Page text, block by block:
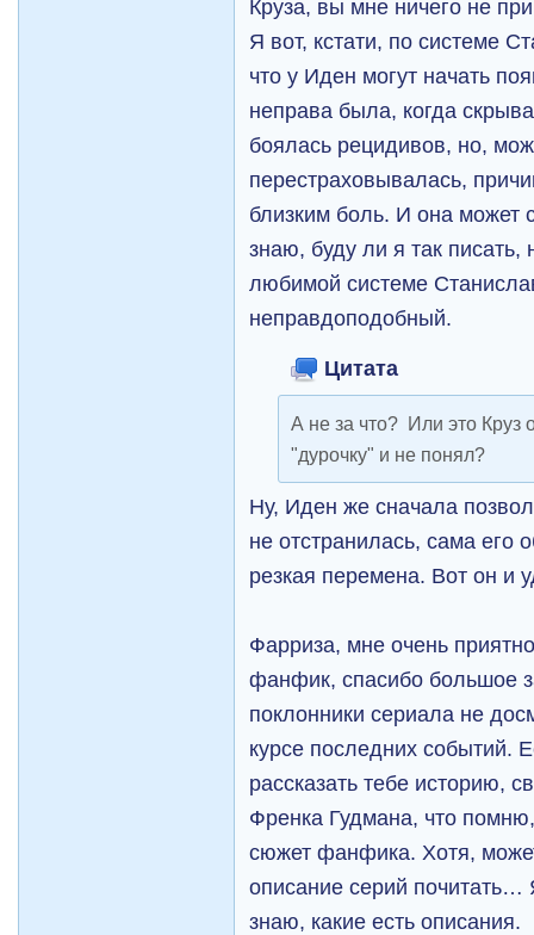
Круза, вы мне ничего не
Я вот, кстати, по системе
что у Иден могут начать
неправа была, когда
боялась рецидивов, но,
перестраховывалась,
близким боль. И она может
знаю, буду ли я так писать,
любимой системе
неправдоподобный.
Цитата
А не за что? Или это Круз
"дурочку" и не понял?
Ну, Иден же сначала
не отстранилась, сама его
резкая перемена. Вот он и
Фарриза, мне очень
фанфик, спасибо большое
поклонники сериала не
курсе последних событий.
рассказать тебе историю,
Френка Гудмана, что
сюжет фанфика. Хотя,
описание серий
знаю, какие есть описания.